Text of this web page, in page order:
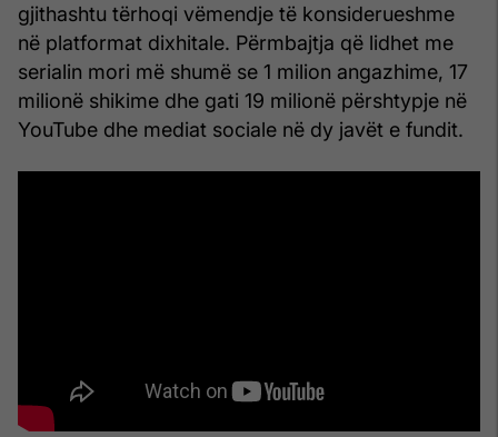
gjithashtu tërhoqi vëmendje të konsiderueshme
në platformat dixhitale. Përmbajtja që lidhet me
serialin mori më shumë se 1 milion angazhime, 17
milionë shikime dhe gati 19 milionë përshtypje në
YouTube dhe mediat sociale në dy javët e fundit.